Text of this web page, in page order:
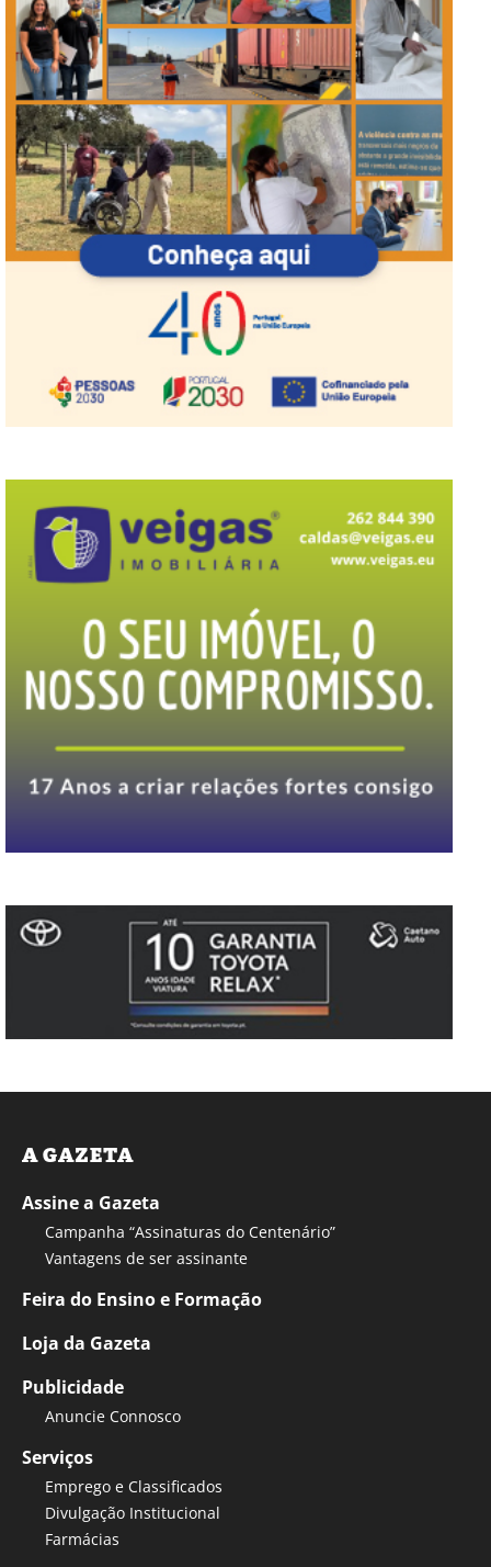
A GAZETA
Assine a Gazeta
Campanha “Assinaturas do Centenário”
Vantagens de ser assinante
Feira do Ensino e Formação
Loja da Gazeta
Publicidade
Anuncie Connosco
Serviços
Emprego e Classificados
Divulgação Institucional
Farmácias